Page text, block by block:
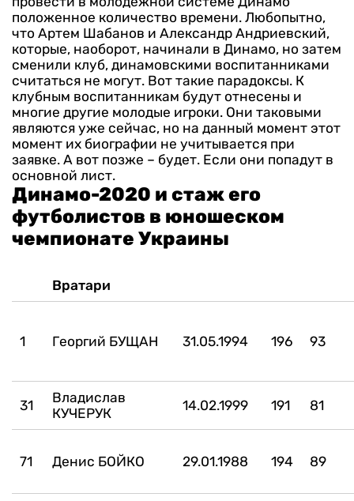
положенное количество времени. Любопытно,
что Артем Шабанов и Александр Андриевский,
которые, наоборот, начинали в Динамо, но затем
сменили клуб, динамовскими воспитанниками
считаться не могут. Вот такие парадоксы. К
клубным воспитанникам будут отнесены и
многие другие молодые игроки. Они таковыми
являются уже сейчас, но на данный момент этот
момент их биографии не учитывается при
заявке. А вот позже – будет. Если они попадут в
основной лист.
Динамо-2020 и стаж его
футболистов в юношеском
чемпионате Украины
Вратари
1 Георгий БУЩАН 31.05.1994 196 93
31
Владислав
КУЧЕРУК
14.02.1999 191 81
71 Денис БОЙКО 29.01.1988 194 89